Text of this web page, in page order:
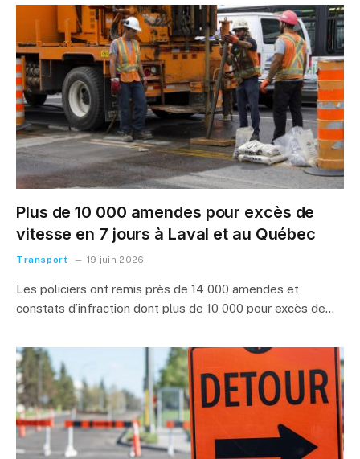
Plus de 10 000 amendes pour excès de
vitesse en 7 jours à Laval et au Québec
Transport 19 juin 2026
Les policiers ont remis près de 14 000 amendes et
constats d’infraction dont plus de 10 000 pour excès de…